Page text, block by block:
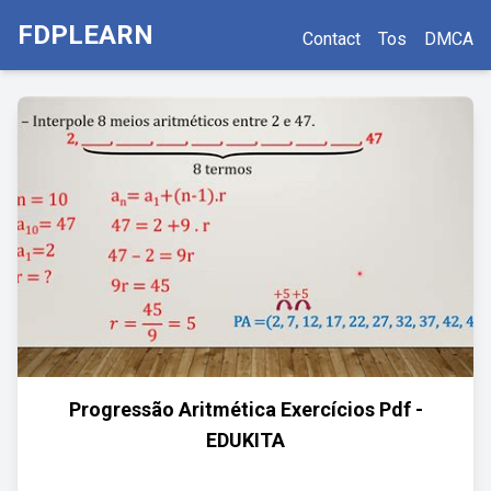
FDPLEARN Contact Tos DMCA
Progressão Aritmética Exercícios Pdf -
EDUKITA